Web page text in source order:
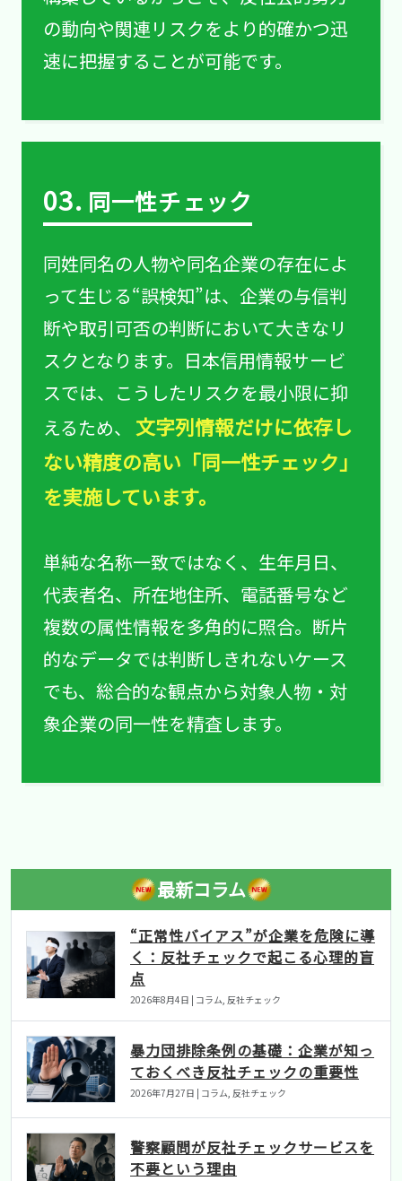
の動向や関連リスクをより的確かつ迅
速に把握することが可能です。
03. 同一性チェック
同姓同名の人物や同名企業の存在によ
って生じる“誤検知”は、企業の与信判
断や取引可否の判断において大きなリ
スクとなります。日本信用情報サービ
スでは、こうしたリスクを最小限に抑
えるため、
文字列情報だけに依存し
ない精度の高い「同一性チェック」
を実施しています。
単純な名称一致ではなく、生年月日、
代表者名、所在地住所、電話番号など
複数の属性情報を多角的に照合。断片
的なデータでは判断しきれないケース
でも、総合的な観点から対象人物・対
象企業の同一性を精査します。
最新コラム
“正常性バイアス”が企業を危険に導
く：反社チェックで起こる心理的盲
点
2026年8月4日 | コラム, 反社チェック
暴力団排除条例の基礎：企業が知っ
ておくべき反社チェックの重要性
2026年7月27日 | コラム, 反社チェック
警察顧問が反社チェックサービスを
不要という理由